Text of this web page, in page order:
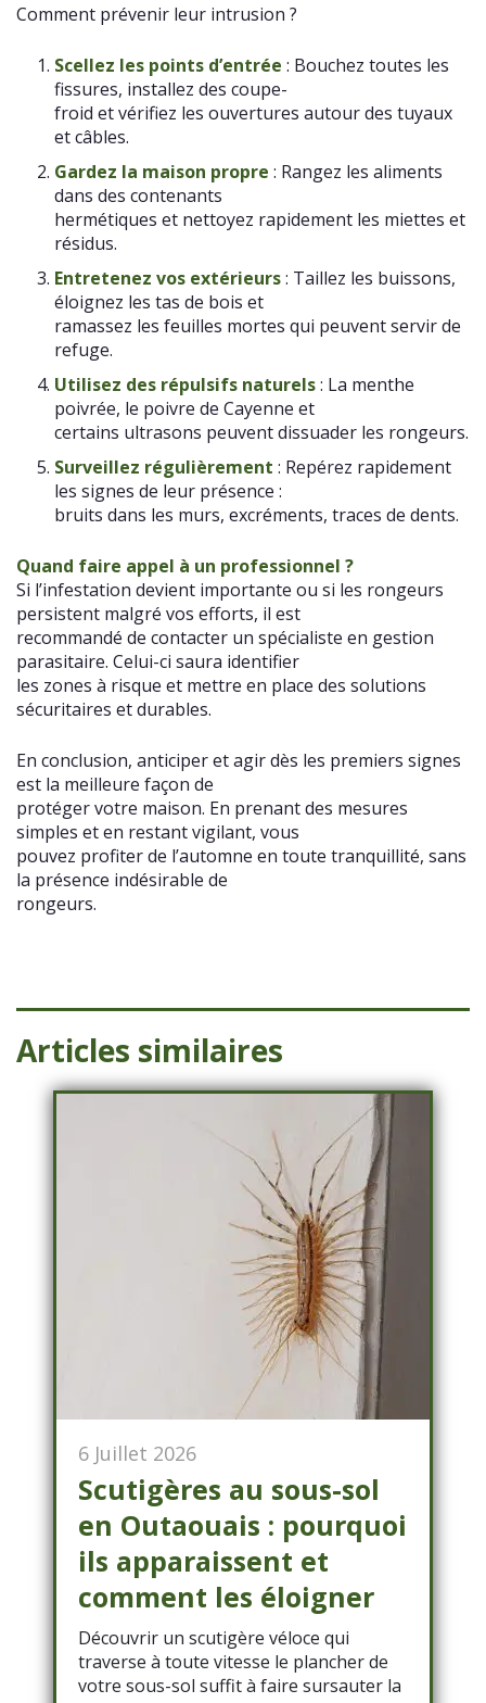
Comment prévenir leur intrusion ?
Scellez les points d’entrée : Bouchez toutes les
fissures, installez des coupe-
froid et vérifiez les ouvertures autour des tuyaux
et câbles.
Gardez la maison propre : Rangez les aliments
dans des contenants
hermétiques et nettoyez rapidement les miettes et
résidus.
Entretenez vos extérieurs: Taillez les buissons,
éloignez les tas de bois et
ramassez les feuilles mortes qui peuvent servir de
refuge.
Utilisez des répulsifs naturels: La menthe
poivrée, le poivre de Cayenne et
certains ultrasons peuvent dissuader les rongeurs.
Surveillez régulièrement : Repérez rapidement
les signes de leur présence :
bruits dans les murs, excréments, traces de dents.
Quand faire appel à un professionnel ?
Si l’infestation devient importante ou si les rongeurs
persistent malgré vos efforts, il est
recommandé de contacter un spécialiste en gestion
parasitaire. Celui-ci saura identifier
les zones à risque et mettre en place des solutions
sécuritaires et durables.
En conclusion, anticiper et agir dès les premiers signes
est la meilleure façon de
protéger votre maison. En prenant des mesures
simples et en restant vigilant, vous
pouvez profiter de l’automne en toute tranquillité, sans
la présence indésirable de
rongeurs.
Articles similaires
6 Juillet 2026
Scutigères au sous-sol
en Outaouais : pourquoi
ils apparaissent et
comment les éloigner
Découvrir un scutigère véloce qui
traverse à toute vitesse le plancher de
votre sous-sol suffit à faire sursauter la